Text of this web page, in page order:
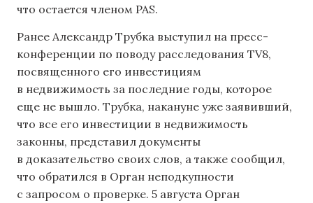
что остается членом PAS.
Ранее Александр Трубка выступил на пресс-
конференции по поводу расследования TV8,
посвященного его инвестициям
в недвижимость за последние годы, которое
еще не вышло. Трубка, накануне уже заявивший,
что все его инвестиции в недвижимость
законны, представил документы
в доказательство своих слов, а также сообщил,
что обратился в Орган неподкупности
с запросом о проверке. 5 августа Орган